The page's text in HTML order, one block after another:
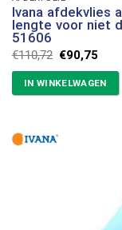
Ivana afdekvlies
lengte voor niet
51606
€110,72
prijs
was:
€110,72.
€90,75
is:
IN WINKELWAGEN